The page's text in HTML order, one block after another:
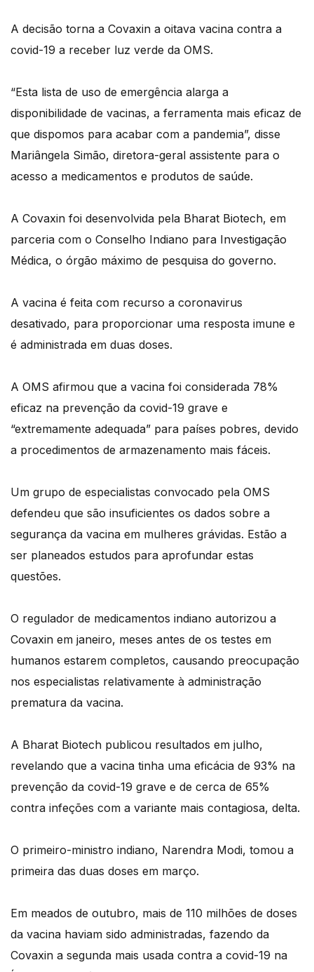
A decisão torna a Covaxin a oitava vacina contra a
covid-19 a receber luz verde da OMS.
“Esta lista de uso de emergência alarga a
disponibilidade de vacinas, a ferramenta mais eficaz de
que dispomos para acabar com a pandemia”, disse
Mariângela Simão, diretora-geral assistente para o
acesso a medicamentos e produtos de saúde.
A Covaxin foi desenvolvida pela Bharat Biotech, em
parceria com o Conselho Indiano para Investigação
Médica, o órgão máximo de pesquisa do governo.
A vacina é feita com recurso a coronavirus
desativado, para proporcionar uma resposta imune e
é administrada em duas doses.
A OMS afirmou que a vacina foi considerada 78%
eficaz na prevenção da covid-19 grave e
“extremamente adequada” para países pobres, devido
a procedimentos de armazenamento mais fáceis.
Um grupo de especialistas convocado pela OMS
defendeu que são insuficientes os dados sobre a
segurança da vacina em mulheres grávidas. Estão a
ser planeados estudos para aprofundar estas
questões.
O regulador de medicamentos indiano autorizou a
Covaxin em janeiro, meses antes de os testes em
humanos estarem completos, causando preocupação
nos especialistas relativamente à administração
prematura da vacina.
A Bharat Biotech publicou resultados em julho,
revelando que a vacina tinha uma eficácia de 93% na
prevenção da covid-19 grave e de cerca de 65%
contra infeções com a variante mais contagiosa, delta.
O primeiro-ministro indiano, Narendra Modi, tomou a
primeira das duas doses em março.
Em meados de outubro, mais de 110 milhões de doses
da vacina haviam sido administradas, fazendo da
Covaxin a segunda mais usada contra a covid-19 na